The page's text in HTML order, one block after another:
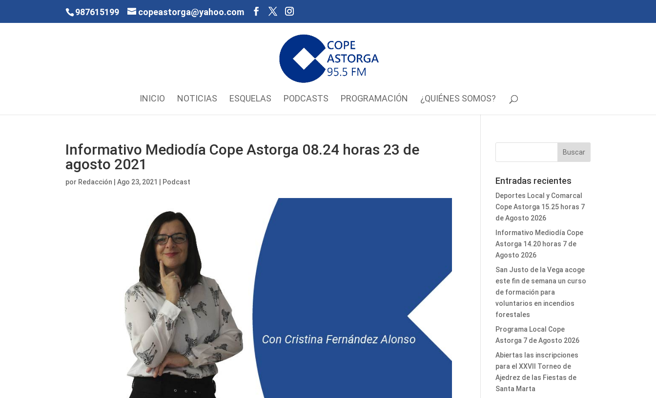
987615199 copeastorga@yahoo.com
INICIO NOTICIAS ESQUELAS PODCASTS PROGRAMACIÓN ¿QUIÉNES SOMOS?
Informativo Mediodía Cope Astorga 08.24 horas 23 de
agosto 2021
por Redacción |Ago 23, 2021 Podcast Entradas recientes
Deportes Local y Comarcal
Cope Astorga 15.25 horas 7
de Agosto 2026
Informativo Mediodía Cope
Astorga 14.20 horas 7 de
Agosto 2026
San Justo de la Vega acoge
este fin de semana un curso
de formación para
voluntarios en incendios
forestales
Programa Local Cope
Astorga 7 de Agosto 2026
Abiertas las inscripciones
para el XXVII Torneo de
Ajedrez de las Fiestas de
Santa Marta